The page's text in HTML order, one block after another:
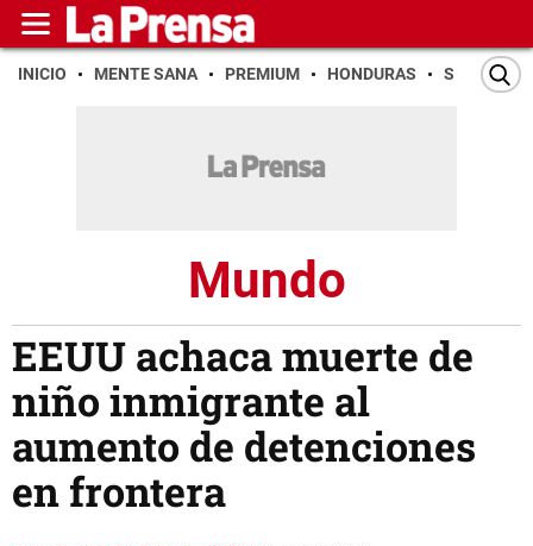
INICIO MENTE SANA PREMIUM HONDURAS SAN PEDRO
Mundo
EEUU achaca muerte de
niño inmigrante al
aumento de detenciones
en frontera